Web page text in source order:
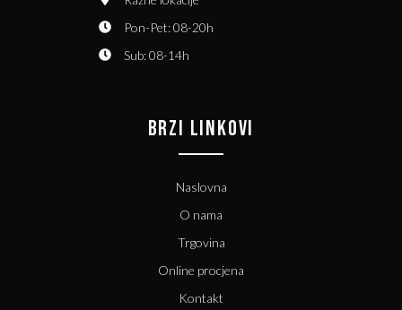
Pon-Pet: 08-20h
Sub: 08-14h
BRZI LINKOVI
Naslovna
O nama
Trgovina
Online procjena
Kontakt